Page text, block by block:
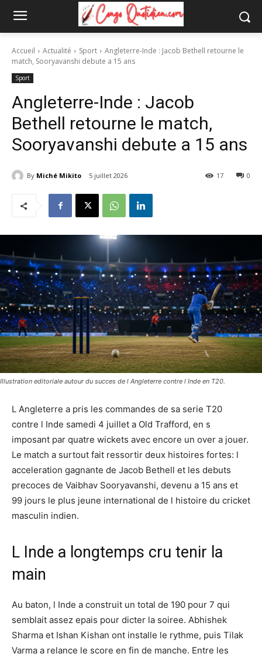
Accueil Actualité Sport
Angleterre-Inde : Jacob Bethell retourne le
match, Sooryavanshi debute a 15 ans
Sport
Angleterre-Inde : Jacob
Bethell retourne le match,
Sooryavanshi debute a 15 ans
By Miché Mikito 5 juillet 2026 0
17
Illustration editoriale autour du succes de l Angleterre contre l Inde en T20.
L Angleterre a pris les commandes de sa serie T20
contre l Inde samedi 4 juillet a Old Trafford, en s
imposant par quatre wickets avec encore un over a jouer.
Le match a surtout fait ressortir deux histoires fortes: l
acceleration gagnante de Jacob Bethell et les debuts
precoces de Vaibhav Sooryavanshi, devenu a 15 ans et
99 jours le plus jeune international de l histoire du cricket
masculin indien.
L Inde a longtemps cru tenir la
main
Au baton, l Inde a construit un total de 190 pour 7 qui
semblait assez epais pour dicter la soiree. Abhishek
Sharma et Ishan Kishan ont installe le rythme, puis Tilak
Varma a relance le score en fin de manche. Entre les